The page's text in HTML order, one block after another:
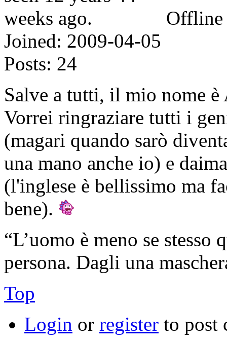
Offline
Joined: 2009-04-05
Posts: 24
Salve a tutti, il mio nome
Vorrei ringraziare tutti i
(magari quando sarò
una mano anche io) e
(l'inglese è bellissimo ma
bene).
“L’uomo è meno se stesso
persona. Dagli una
Top
Login or register to post